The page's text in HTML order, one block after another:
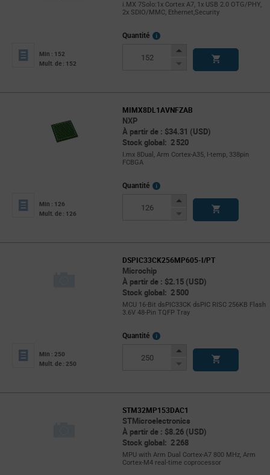
i.MX 7Solo:1x Cortex A7, 1x USB 2.0 OTG/PHY,
2x SDIO/MMC, Ethernet,Security
Min : 152
Mult. de : 152
Quantité
More
Increase
Decrease
MIMX8DL1AVNFZAB
NXP
À partir de : $34.31 (USD)
Stock global: 2 520
I.mx 8Dual, Arm Cortex-A35, I-temp, 338pin
FCBGA
Min : 126
Mult. de : 126
Quantité
More
Increase
Decrease
DSPIC33CK256MP605-I/PT
Microchip
À partir de : $2.15 (USD)
Stock global: 2 500
MCU 16-Bit dsPIC33CK dsPIC RISC 256KB Flash
3.6V 48-Pin TQFP Tray
Min : 250
Mult. de : 250
Quantité
More
Increase
Decrease
STM32MP153DAC1
STMicroelectronics
À partir de : $8.26 (USD)
Stock global: 2 268
MPU with Arm Dual Cortex-A7 800 MHz, Arm
Cortex-M4 real-time coprocessor